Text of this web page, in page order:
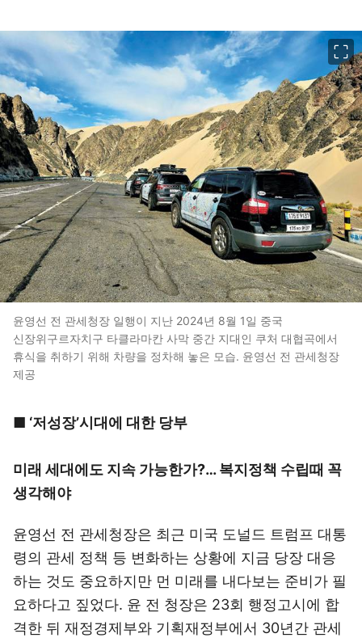
윤영선 전 관세청장 일행이 지난 2024년 8월 1일 중국
신장위구르자치구 타클라마칸 사막 중간 지대인 쿠처 대협곡에서
휴식을 취하기 위해 차량을 정차해 놓은 모습. 윤영선 전 관세청장
제공
■ ‘저성장’시대에 대한 당부
미래 세대에도 지속 가능한가?… 복지정책 수립때 꼭
생각해야
윤영선 전 관세청장은 최근 미국 도널드 트럼프 대통
령의 관세 정책 등 변화하는 상황에 지금 당장 대응
하는 것도 중요하지만 먼 미래를 내다보는 준비가 필
요하다고 짚었다. 윤 전 청장은 23회 행정고시에 합
격한 뒤 재정경제부와 기획재정부에서 30년간 관세